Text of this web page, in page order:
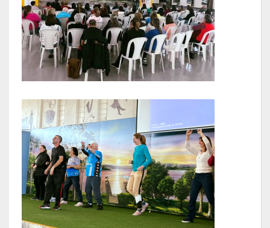
RGF – Relatório de Gestão Fiscal
RREO – Relatório Resumido da Execução Orçamentária
LOA – Lei Orçamentária Anual
RC – Relatório Circunstanciado
PPA – Plano Plurianual
LDO – Lei de Diretrizes Orçamentárias
Acesso à Informação
Transparência